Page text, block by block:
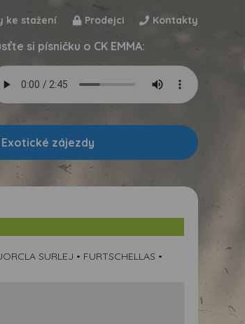
ke stažení Prodejci Kontakty
si písničku o CK EMMA:
Exotické zájezdy
SURLEJ • FURTSCHELLAS •